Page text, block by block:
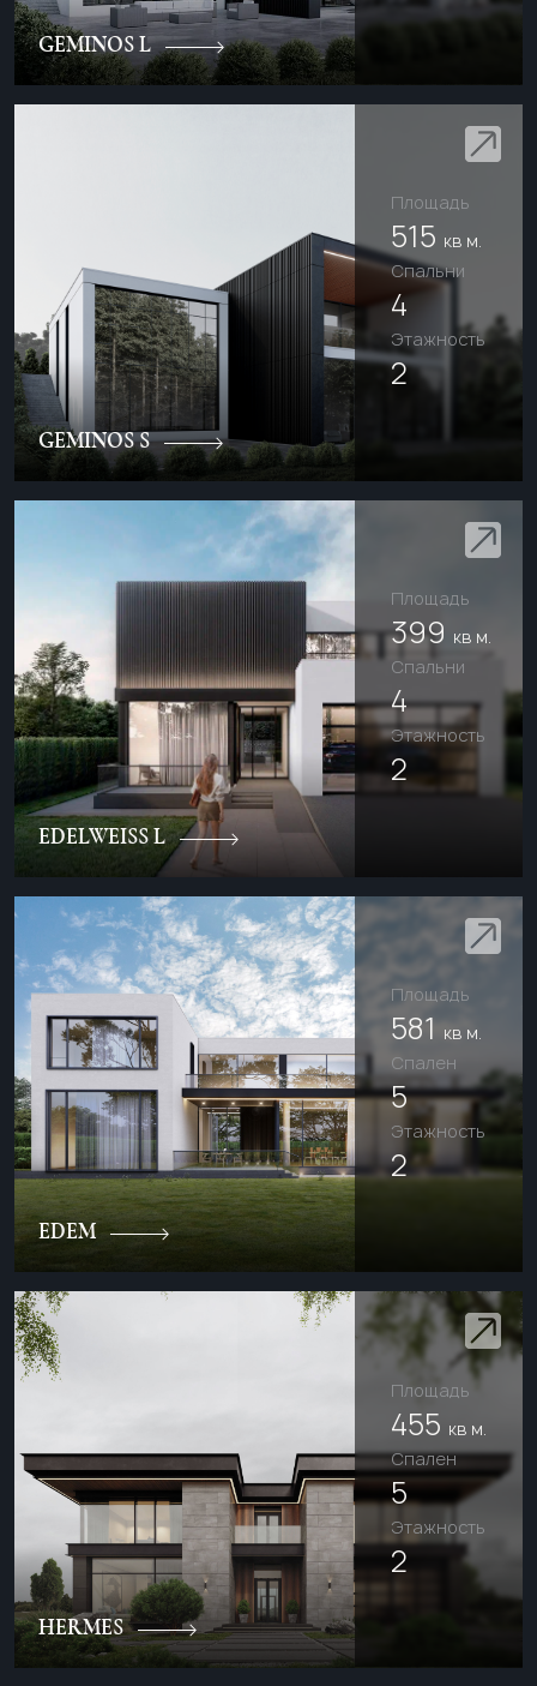
GEMINOS L
GEMINOS S
Площадь
515 кв м.
Cпальни
4
Этажность
2
EDELWEISS L
Площадь
399 кв м.
Cпальни
4
Этажность
2
EDEM
Площадь
581кв м.
Cпален
5
Этажность
2
HERMES
Площадь
455 кв м.
Cпален
5
Этажность
2